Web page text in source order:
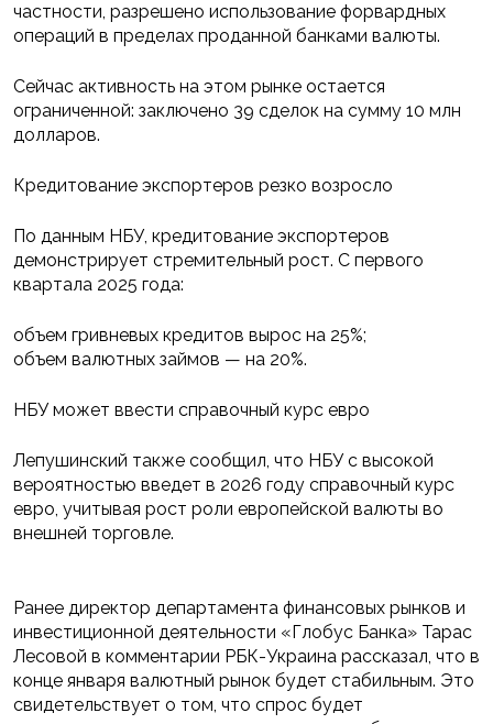
частности, разрешено использование форвардных
операций в пределах проданной банками валюты.
Сейчас активность на этом рынке остается
ограниченной: заключено 39 сделок на сумму 10 млн
долларов.
Кредитование экспортеров резко возросло
По данным НБУ, кредитование экспортеров
демонстрирует стремительный рост. С первого
квартала 2025 года:
объем гривневых кредитов вырос на 25%;
объем валютных займов — на 20%.
НБУ может ввести справочный курс евро
Лепушинский также сообщил, что НБУ с высокой
вероятностью введет в 2026 году справочный курс
евро, учитывая рост роли европейской валюты во
внешней торговле.
Ранее директор департамента финансовых рынков и
инвестиционной деятельности «Глобус Банка» Тарас
Лесовой в комментарии РБК-Украина рассказал, что в
конце января валютный рынок будет стабильным. Это
свидетельствует о том, что спрос будет